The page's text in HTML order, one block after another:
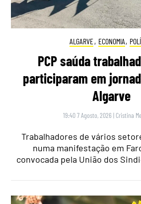
ALGARVE, ECONOMIA,
PCP saúda
participaram em
Algarve
19:40 7 Agosto, 2026 | Cristina
Trabalhadores de vários
numa manifestação em
convocada pela União dos